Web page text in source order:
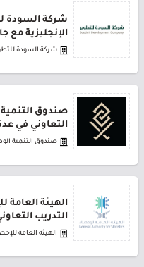
شركة السودة
الإنجليزية مع
شركة السودة
صندوق التنمية
التعاوني في
صندوق التنمية
الهيئة العامة
التدريب التعاوني
الهيئة العامة